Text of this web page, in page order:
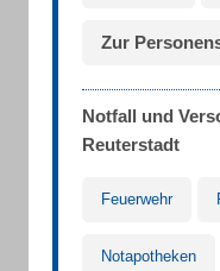
Zur
Notfall und
Reuterstadt
Feuerwehr
Notapotheken